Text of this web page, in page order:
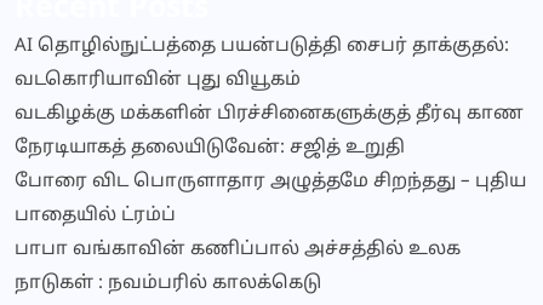
AI தொழில்நுட்பத்தை பயன்படுத்தி சைபர் தாக்குதல்:
வடகொரியாவின் புது வியூகம்
வடகிழக்கு மக்களின் பிரச்சினைகளுக்குத் தீர்வு காண
நேரடியாகத் தலையிடுவேன்: சஜித் உறுதி
போரை விட பொருளாதார அழுத்தமே சிறந்தது – புதிய
பாதையில் ட்ரம்ப்
பாபா வங்காவின் கணிப்பால் அச்சத்தில் உலக
நாடுகள் : நவம்பரில் காலக்கெடு